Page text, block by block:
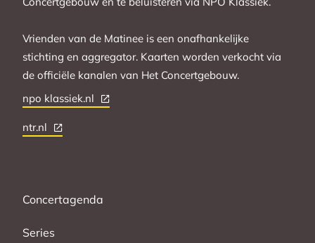
Vrienden van de Matinee is een onafhankelijke
stichting en aggregator. Kaarten worden verkocht via
de officiële kanalen van Het Concertgebouw.
npo klassiek.nl
ntr.nl
Concertagenda
Series